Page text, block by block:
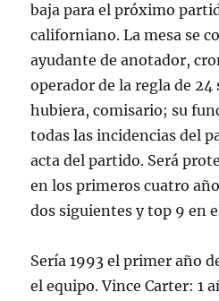
baja para el próximo
californiano. La mesa se
ayudante de anotador,
operador de la regla de 24
hubiera, comisario; su
todas las incidencias del
acta del partido. Será
en los primeros cuatro
dos siguientes y top 9 en
Sería 1993 el primer año
el equipo. Vince Carter: 1